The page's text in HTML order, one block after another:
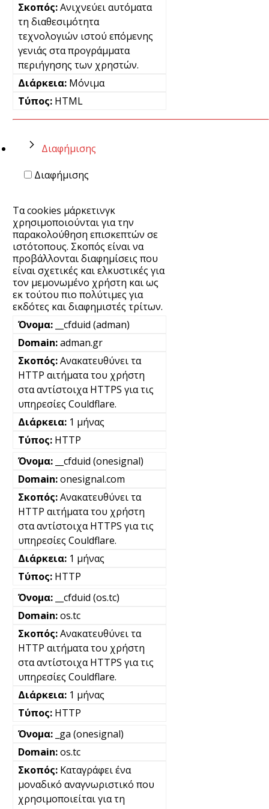
Ανιχνεύει αυτόματα
τη διαθεσιμότητα
τεχνολογιών ιστού επόμενης
γενιάς στα προγράμματα
περιήγησης των χρηστών.
Μόνιμα
HTML
Διαφήμισης
Διαφήμισης
Τα cookies μάρκετινγκ
χρησιμοποιούνται για την
παρακολούθηση επισκεπτών σε
ιστότοπους. Σκοπός είναι να
προβάλλονται διαφημίσεις που
είναι σχετικές και ελκυστικές για
τον μεμονωμένο χρήστη και ως
εκ τούτου πιο πολύτιμες για
εκδότες και διαφημιστές τρίτων.
__cfduid (adman)
adman.gr
Ανακατευθύνει τα
HTTP αιτήματα του χρήστη
στα αντίστοιχα HTTPS για τις
υπηρεσίες Couldflare.
1 μήνας
HTTP
__cfduid (onesignal)
onesignal.com
Ανακατευθύνει τα
HTTP αιτήματα του χρήστη
στα αντίστοιχα HTTPS για τις
υπηρεσίες Couldflare.
1 μήνας
HTTP
__cfduid (os.tc)
os.tc
Ανακατευθύνει τα
HTTP αιτήματα του χρήστη
στα αντίστοιχα HTTPS για τις
υπηρεσίες Couldflare.
1 μήνας
HTTP
_ga (onesignal)
os.tc
Καταγράφει ένα
μοναδικό αναγνωριστικό που
χρησιμοποιείται για τη